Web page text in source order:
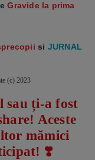
Gravide la prima
si JURNAL
(c) 2023
sau ți-a fost
Aceste
mămici
❣️